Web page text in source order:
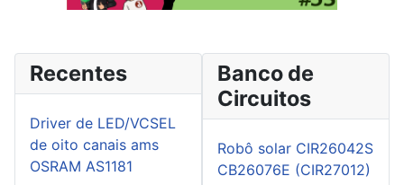
Recentes
Driver de LED/VCSEL
de oito canais ams
OSRAM AS1181
Banco de
Circuitos
Robô solar CIR26042S
CB26076E (CIR27012)